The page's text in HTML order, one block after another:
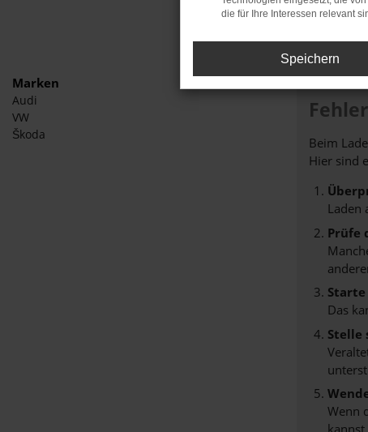
Marken
Audi
VW
Škoda
Beim
Hier sind
Laden
Prüfe
Das
Stelle
Wenn
die für Ihre Interessen relevant
Speichern